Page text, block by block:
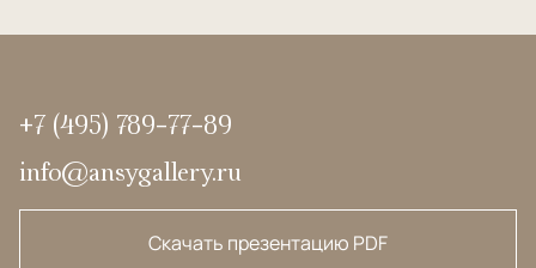
+7 (495) 789-77-89
info@ansygallery.ru
Скачать презентацию PDF